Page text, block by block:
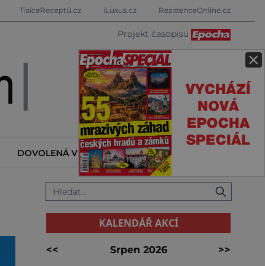
×
TisíceReceptů.cz iLuxus.cz RezidenceOnline.cz
Projekt časopisu
DOVOLENÁ V ZAHRANIČÍ KALENDÁŘ AKCÍ
KALENDÁŘ AKCÍ
<< Srpen 2026
>>